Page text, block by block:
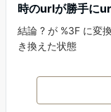
時のurlが勝手に
結論 ? が %3F に変
き換えた状態